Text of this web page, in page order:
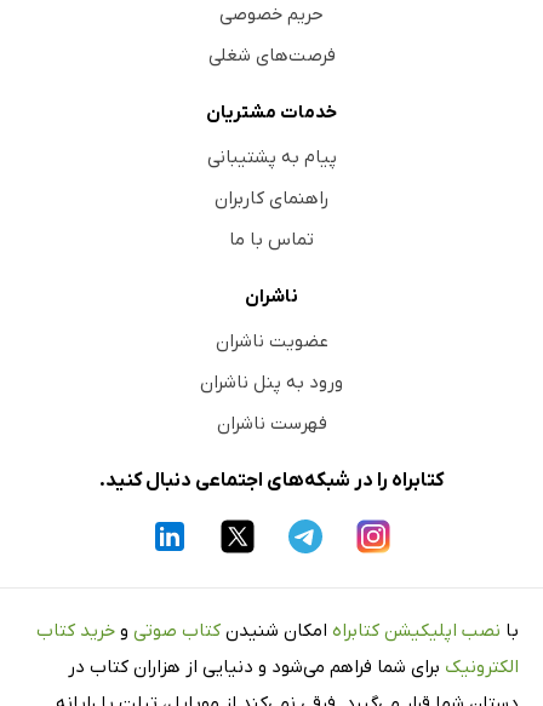
حریم خصوصی
فرصت‌های شغلی
خدمات مشتریان
پیام به پشتیبانی
راهنمای کاربران
تماس با ما
ناشران
عضویت ناشران
ورود به پنل ناشران
فهرست ناشران
کتابراه را در شبکه‌های اجتماعی دنبال کنید.
با نصب اپلیکیشن کتابراه امکان شنیدن کتاب صوتی و خرید کتاب
الکترونیک برای شما فراهم می‌شود و دنیایی از هزاران کتاب در